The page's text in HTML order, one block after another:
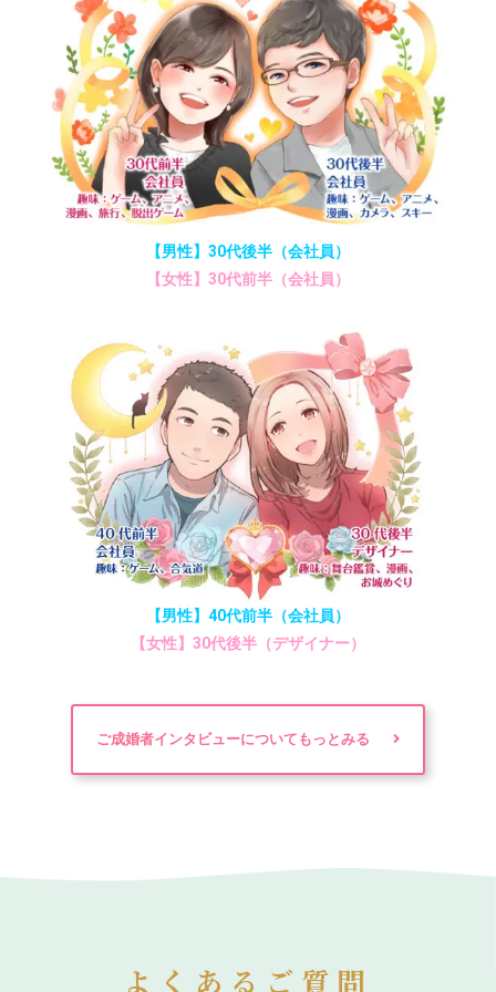
【男性】30代後半（会社員）
【女性】30代前半（会社員）
【男性】40代前半（会社員）
【女性】30代後半（デザイナー）
ご成婚者インタビューについてもっとみる
よくあるご質問